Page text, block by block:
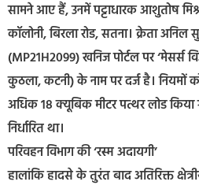
सामने आए हैं, उनमें पट्टाधारक आशुतोष
कॉलोनी, बिरला रोड, सतना। क्रेता अनिल
(MP21H2099) खनिज पोर्टल पर ‘मेसर्स
कुठला, कटनी) के नाम पर दर्ज है। नियमों
अधिक 18 क्यूबिक मीटर पत्थर लोड किया
निर्धारित था।
परिवहन विभाग की ‘रस्म अदायगी’
हालांकि हादसे के तुरंत बाद अतिरिक्त